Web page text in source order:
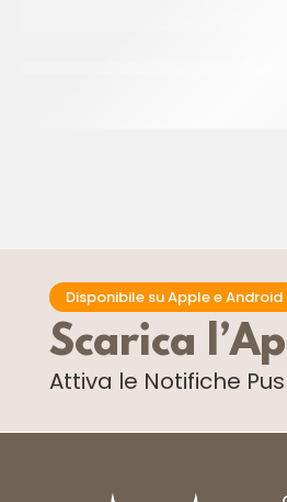
Disponibile su Apple e Android
Scarica
Attiva le Notifiche